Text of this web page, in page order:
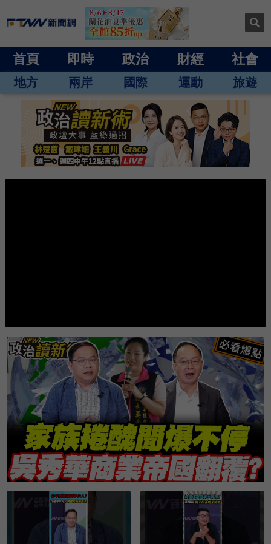
首頁 即時 政治 財經 社會
地方 兩岸 國際 運動 旅遊